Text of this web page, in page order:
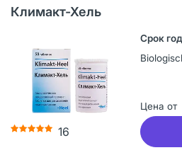
Климакт-Хель
16
Цена от